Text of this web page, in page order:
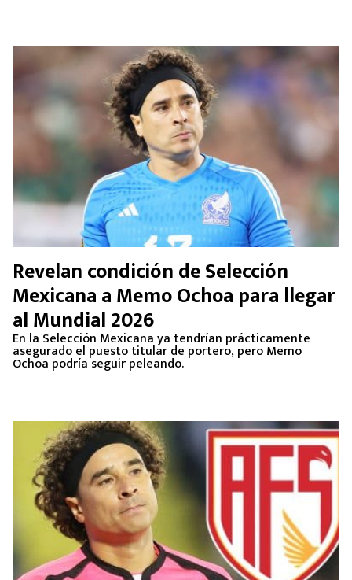
Revelan condición de Selección
Mexicana a Memo Ochoa para llegar
al Mundial 2026
En la Selección Mexicana ya tendrían prácticamente
asegurado el puesto titular de portero, pero Memo
Ochoa podría seguir peleando.